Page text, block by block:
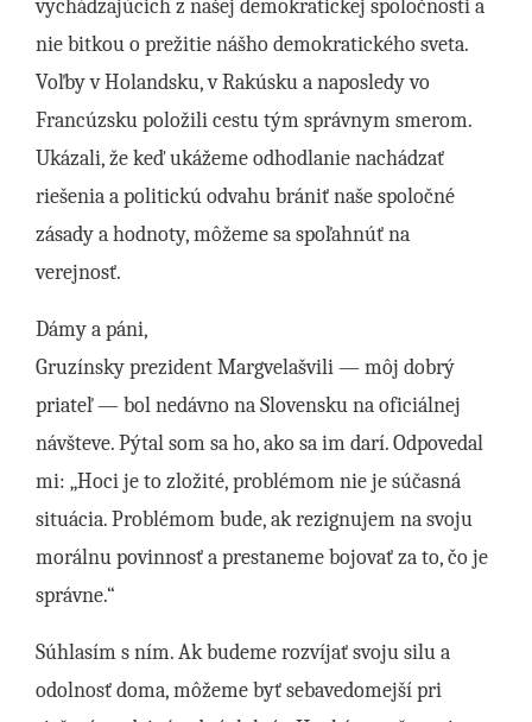
vychádzajúcich z našej demokratickej spoločnosti a
nie bitkou o prežitie nášho demokratického sveta.
Voľby v Holandsku, v Rakúsku a naposledy vo
Francúzsku položili cestu tým správnym smerom.
Ukázali, že keď ukážeme odhodlanie nachádzať
riešenia a politickú odvahu brániť naše spoločné
zásady a hodnoty, môžeme sa spoľahnúť na
verejnosť.
Dámy a páni,
Gruzínsky prezident Margvelašvili — môj dobrý
priateľ — bol nedávno na Slovensku na oficiálnej
návšteve. Pýtal som sa ho, ako sa im darí. Odpovedal
mi: „Hoci je to zložité, problémom nie je súčasná
situácia. Problémom bude, ak rezignujem na svoju
morálnu povinnosť a prestaneme bojovať za to, čo je
správne.“
Súhlasím s ním. Ak budeme rozvíjať svoju silu a
odolnosť doma, môžeme byť sebavedomejší pri